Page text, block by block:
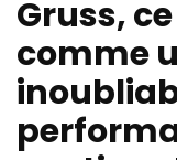
Gruss,
comme